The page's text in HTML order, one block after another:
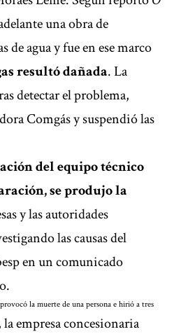
una obra de
de agua y fue en ese marco
resultó dañada. La
detectar el problema,
Comgás y suspendió las
del equipo técnico
se produjo la
y las autoridades
las causas del
en un comunicado
la muerte de una persona e hirió a tres
la empresa concesionaria